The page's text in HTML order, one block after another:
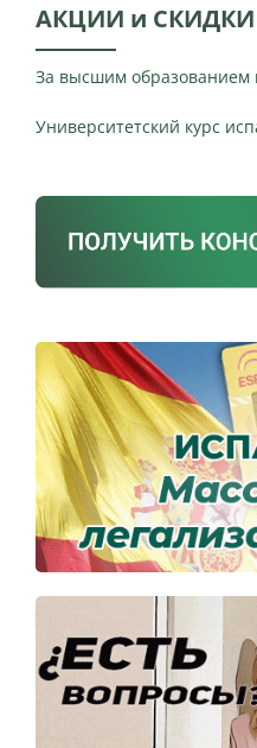
АКЦИИ и СКИДКИ
За высшим образованием
Университетский курс